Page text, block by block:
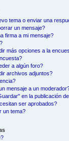
tema o enviar una
un mensaje?
firma a mi mensaje?
más opciones a la
a algún foro?
archivos adjuntos?
mensaje a un
en la publicación
ser aprobados?
un tema?